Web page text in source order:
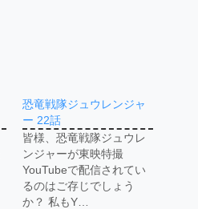
恐竜戦隊ジュウレンジャ
ー 22話
皆様、恐竜戦隊ジュウレ
ンジャーが東映特撮
YouTubeで配信されてい
るのはご存じでしょう
か？ 私もY…